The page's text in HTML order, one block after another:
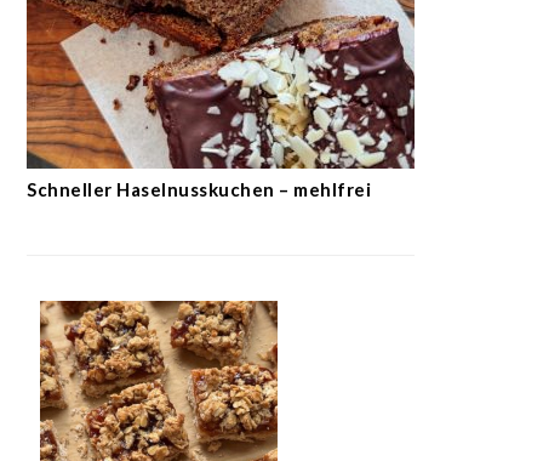
Schneller Haselnusskuchen – mehlfrei